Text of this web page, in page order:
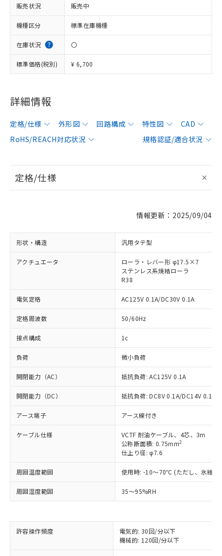
販売状況 販売中
機種区分 標準在庫機種
在庫状況 〇
標準価格(税別) ¥ 6,700
詳細情報
定格/仕様 外形図 回路構成 特性図
CAD
RoHS/REACH対応状況
規格認証/適合状況
定格/仕様
情報更新：2025/09/04
形状・構造 汎用タテ型
アクチュエータ
ローラ・レバー形 φ17.5×7
ステンレス系焼結ローラ
R38
電気定格 AC125V 0.1A/DC30V 0.1A
定格周波数 50/60Hz
接点構成 1c
負荷 微小負荷
開閉能力（AC） 抵抗負荷: AC125V 0.1A
開閉能力（DC） 抵抗負荷: DC8V 0.1A/DC14V 0.1A/
アース端子 アース線付き
ケーブル仕様
VCTF 耐油ケーブル、4芯、3m
公称断面積: 0.75mm2
仕上り径: φ7.6
周囲温度範囲 使用時: -10～70℃ (ただし、氷結し
周囲湿度範囲 35～95%RH
許容操作頻度
電気的: 30回/分以下
機械的: 120回/分以下
対応済み：EU RoHS指令（10物質）の
非含有に対応した製品が提供可能な商品で